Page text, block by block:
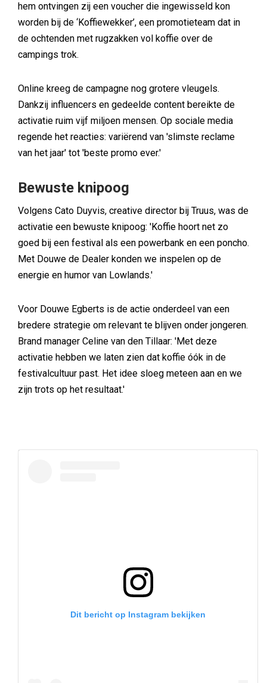
hem ontvingen zij een voucher die ingewisseld kon
worden bij de ‘Koffiewekker’, een promotieteam dat in
de ochtenden met rugzakken vol koffie over de
campings trok.
Online kreeg de campagne nog grotere vleugels.
Dankzij influencers en gedeelde content bereikte de
activatie ruim vijf miljoen mensen. Op sociale media
regende het reacties: variërend van 'slimste reclame
van het jaar' tot 'beste promo ever.'
Bewuste knipoog
Volgens Cato Duyvis, creative director bij Truus, was de
activatie een bewuste knipoog: 'Koffie hoort net zo
goed bij een festival als een powerbank en een poncho.
Met Douwe de Dealer konden we inspelen op de
energie en humor van Lowlands.'
Voor Douwe Egberts is de actie onderdeel van een
bredere strategie om relevant te blijven onder jongeren.
Brand manager Celine van den Tillaar: 'Met deze
activatie hebben we laten zien dat koffie óók in de
festivalcultuur past. Het idee sloeg meteen aan en we
zijn trots op het resultaat.'
Dit bericht op Instagram bekijken